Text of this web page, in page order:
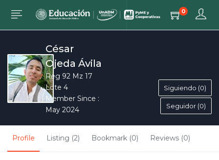
0
César
Ojeda Ávila
Reg 92 Mz 17
Lote 4
Member Since :
May 2024
Siguiendo (0)
Seguidor (0)
Profile Listing (2) Bookmark (0) Reviews (0)